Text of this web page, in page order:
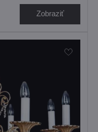
Zobraziť